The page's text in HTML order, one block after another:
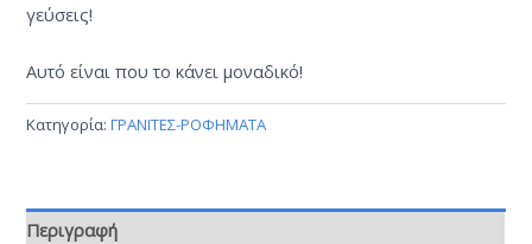
γεύσεις!
Αυτό είναι που το κάνει μοναδικό!
Κατηγορία:ΓΡΑΝΙΤΕΣ-ΡΟΦΗΜΑΤΑ
Περιγραφή